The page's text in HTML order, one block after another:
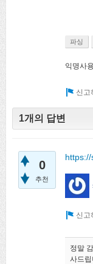
파싱
익명사
1개의 답변
0
추천
정말
사드립